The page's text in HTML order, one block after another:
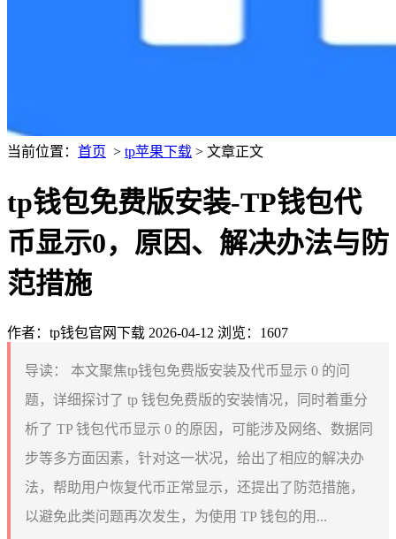
当前位置： 首页 > tp苹果下载 > 文章正文
tp钱包免费版安装-TP钱包代
币显示0，原因、解决办法与防
范措施
作者：tp钱包官网下载 2026-04-12 浏览：1607
导读：
本文聚焦tp钱包免费版安装及代币显示 0 的问
题，详细探讨了 tp 钱包免费版的安装情况，同时着重分
析了 TP 钱包代币显示 0 的原因，可能涉及网络、数据同
步等多方面因素，针对这一状况，给出了相应的解决办
法，帮助用户恢复代币正常显示，还提出了防范措施，
以避免此类问题再次发生，为使用 TP 钱包的用...